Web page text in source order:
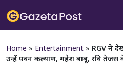
Home » Entertainment » RGV ने
उन्हें पवन कल्याण, महेश बाबू, रवि तेजस